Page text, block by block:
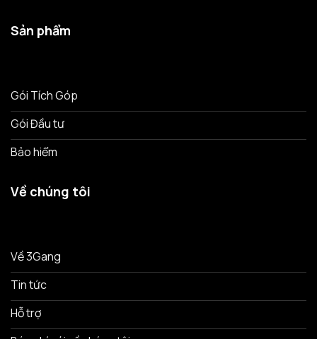
Sản phẩm
Gói Tích Góp
Gói Đầu tư
Bảo hiểm
Về chúng tôi
Về 3Gang
Tin tức
Hỗ trợ